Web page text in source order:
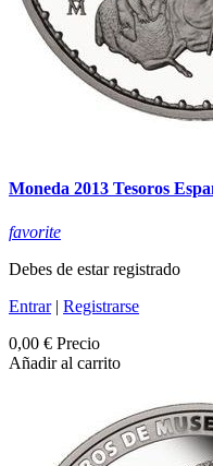
Moneda 2013 Tesoros
favorite
Debes de estar registrado
Entrar| Registrarse
0,00 € Precio
Añadir al carrito